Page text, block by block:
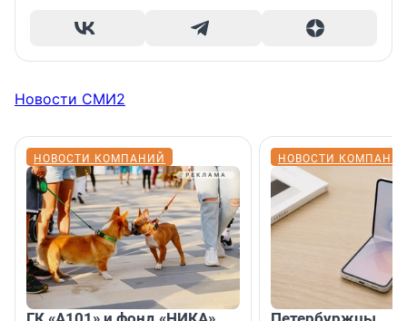
Новости СМИ2
НОВОСТИ КОМПАНИЙ НОВОСТИ